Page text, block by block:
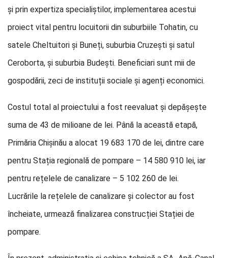
și prin expertiza specialiștilor, implementarea acestui
proiect vital pentru locuitorii din suburbiile Tohatin, cu
satele Cheltuitori și Buneți, suburbia Cruzești și satul
Ceroborta, și suburbia Budești. Beneficiari sunt mii de
gospodării, zeci de instituții sociale și agenți economici.
Costul total al proiectului a fost reevaluat și depășește
suma de 43 de milioane de lei. Până la această etapă,
Primăria Chișinău a alocat 19 683 170 de lei, dintre care
pentru Stația regională de pompare – 14 580 910 lei, iar
pentru rețelele de canalizare – 5 102 260 de lei.
Lucrările la rețelele de canalizare și colector au fost
încheiate, urmează finalizarea construcției Stației de
pompare.